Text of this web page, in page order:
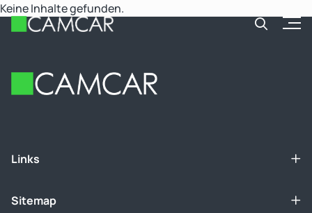
Keine Inhalte gefunden.
Footer
Links
Sitemap